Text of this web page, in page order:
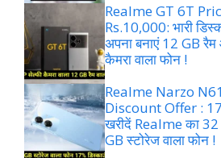
Realme GT 6T
Rs.10,000: भारी
अपना बनाएं 12 GB
कैमरा वाला फोन !
Realme Narzo
Discount Offer :
खरीदें Realme का
GB स्टोरेज वाला फोन !